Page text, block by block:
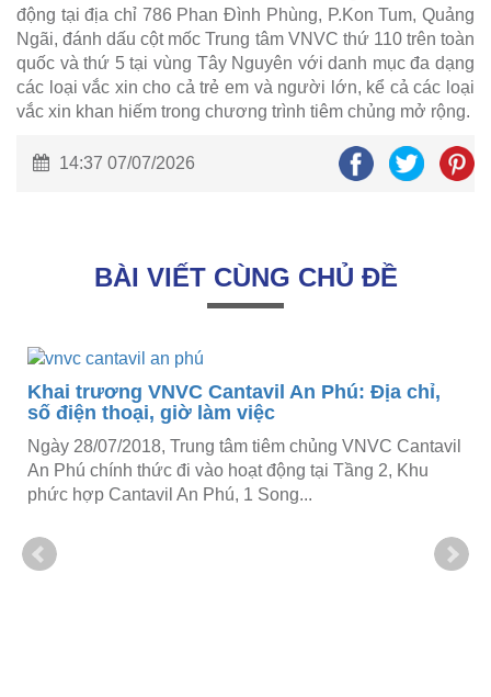
động tại địa chỉ 786 Phan Đình Phùng, P.Kon Tum, Quảng
Ngãi, đánh dấu cột mốc Trung tâm VNVC thứ 110 trên toàn
quốc và thứ 5 tại vùng Tây Nguyên với danh mục đa dạng
các loại vắc xin cho cả trẻ em và người lớn, kể cả các loại
vắc xin khan hiếm trong chương trình tiêm chủng mở rộng.
14:37 07/07/2026
BÀI VIẾT CÙNG CHỦ ĐỀ
Khai trương VNVC Cantavil An Phú: Địa chỉ,
số điện thoại, giờ làm việc
Ngày 28/07/2018, Trung tâm tiêm chủng VNVC Cantavil
An Phú chính thức đi vào hoạt động tại Tầng 2, Khu
phức hợp Cantavil An Phú, 1 Song...